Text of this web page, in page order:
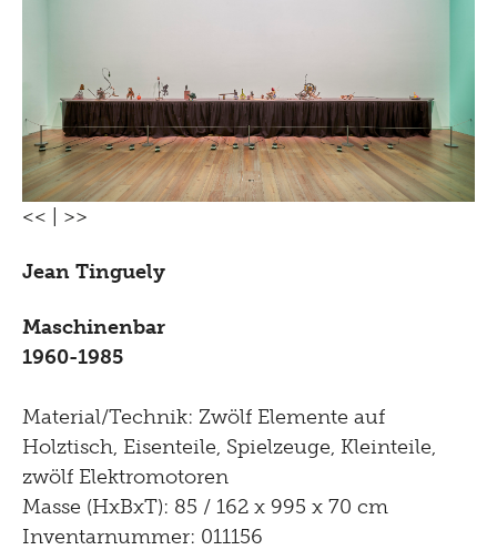
<< >>
Jean Tinguely
Maschinenbar
1960-1985
Material/Technik: Zwölf Elemente auf
Holztisch, Eisenteile, Spielzeuge, Kleinteile,
zwölf Elektromotoren
Masse (HxBxT): 85 / 162 x 995 x 70 cm
Inventarnummer: 011156